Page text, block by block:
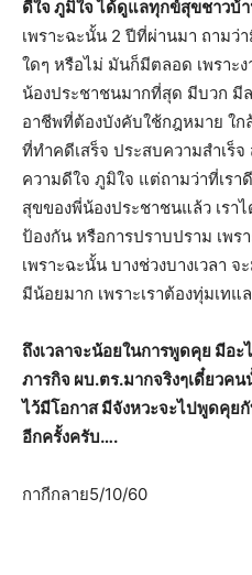
ดีใจ ภูมิใจ ได้ดูแลทุกข์สุขชาวบ้
เพราะฉะนั้น 2 ปีที่ผ่านมา ถาม
ใดๆ หรือไม่ มันก็มีตลอด เพราะ
น้องประชาชนมากที่สุด มีบวก มี
อาชีพที่ต้องบังคับใช้กฎหมาย ใ
ที่ทำคดีเสร็จ ประสบความสำเร็
ความดีใจ ภูมิใจ แต่ถามว่าที่เรา
สุขของพี่น้องประชาชนแล้ว เรา
ป้องกัน หรือการปราบปราม เพร
เพราะฉะนั้น บางช่วงบางเวลา
มีน้อยมาก เพราะเราต้องทุ่มเท
ถึงเวลาจะน้อยในการพูดคุย มีอ
ภารกิจ ผบ.ตร.มากจริงๆเดี๋ยวค
ไว้มีโอกาส มีจังหวะจะไปพูดคุ
อีกครั้งครับ….
กากีกลาย5/10/60